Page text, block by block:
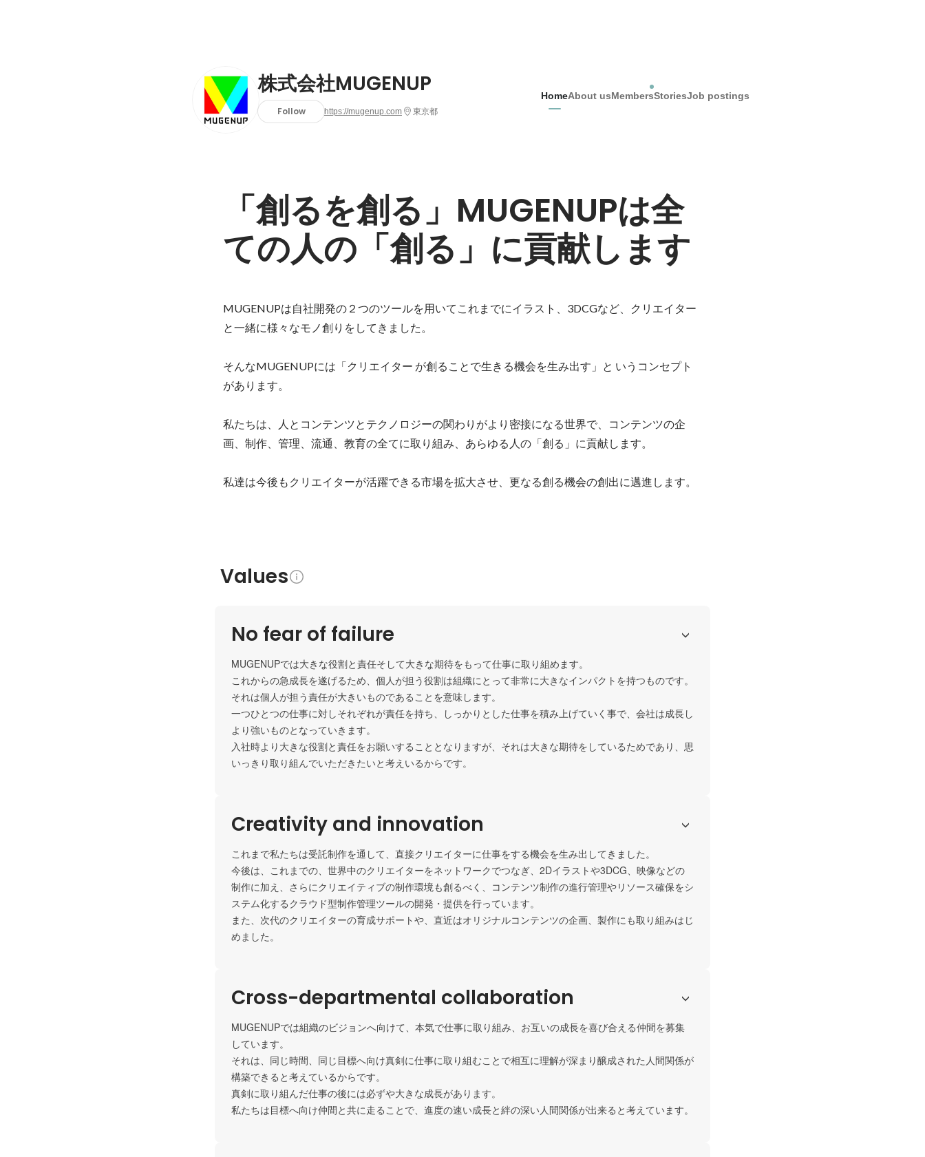
株式会社MUGENUP
Follow https://mugenup.com 東京都
HomeAbout usMembersStoriesJob postings
「創るを創る」MUGENUPは全
ての人の「創る」に貢献します
MUGENUPは自社開発の２つのツールを用いてこれまでにイラスト、3DCGなど、クリエイター
と一緒に様々なモノ創りをしてきました。
そんなMUGENUPには「クリエイター が創ることで生きる機会を生み出す」と いうコンセプト
があります。
私たちは、人とコンテンツとテクノロジーの関わりがより密接になる世界で、コンテンツの企
画、制作、管理、流通、教育の全てに取り組み、あらゆる人の「創る」に貢献します。
私達は今後もクリエイターが活躍できる市場を拡大させ、更なる創る機会の創出に邁進します。
Values
No fear of failure
MUGENUPでは大きな役割と責任そして大きな期待をもって仕事に取り組めます。
これからの急成長を遂げるため、個人が担う役割は組織にとって非常に大きなインパクトを持つものです。
それは個人が担う責任が大きいものであることを意味します。
一つひとつの仕事に対しそれぞれが責任を持ち、しっかりとした仕事を積み上げていく事で、会社は成長し
より強いものとなっていきます。
入社時より大きな役割と責任をお願いすることとなりますが、それは大きな期待をしているためであり、思
いっきり取り組んでいただきたいと考えいるからです。
Creativity and innovation
これまで私たちは受託制作を通して、直接クリエイターに仕事をする機会を生み出してきました。
今後は、これまでの、世界中のクリエイターをネットワークでつなぎ、2Dイラストや3DCG、映像などの
制作に加え、さらにクリエイティブの制作環境も創るべく、コンテンツ制作の進行管理やリソース確保をシ
ステム化するクラウド型制作管理ツールの開発・提供を行っています。
また、次代のクリエイターの育成サポートや、直近はオリジナルコンテンツの企画、製作にも取り組みはじ
めました。
Cross-departmental collaboration
MUGENUPでは組織のビジョンへ向けて、本気で仕事に取り組み、お互いの成長を喜び合える仲間を募集
しています。
それは、同じ時間、同じ目標へ向け真剣に仕事に取り組むことで相互に理解が深まり醸成された人間関係が
構築できると考えているからです。
真剣に取り組んだ仕事の後には必ずや大きな成長があります。
私たちは目標へ向け仲間と共に走ることで、進度の速い成長と絆の深い人間関係が出来ると考えています。